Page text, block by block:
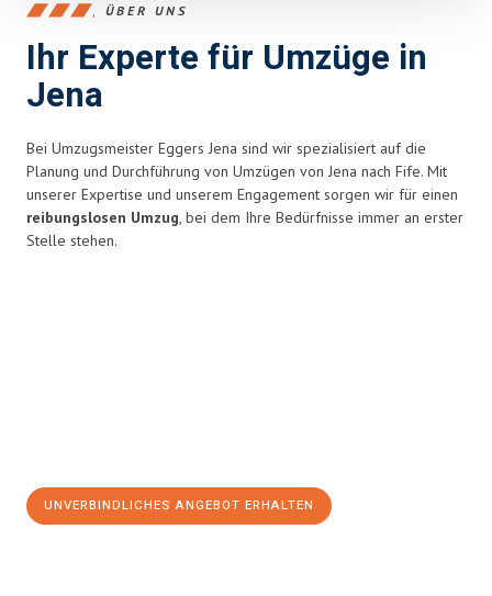
ÜBER UNS
Ihr Experte für Umzüge in
Jena
Bei Umzugsmeister Eggers Jena sind wir spezialisiert auf die
Planung und Durchführung von Umzügen von Jena nach Fife. Mit
unserer Expertise und unserem Engagement sorgen wir für einen
reibungslosen Umzug, bei dem Ihre Bedürfnisse immer an erster
Stelle stehen.
UNVERBINDLICHES ANGEBOT ERHALTEN